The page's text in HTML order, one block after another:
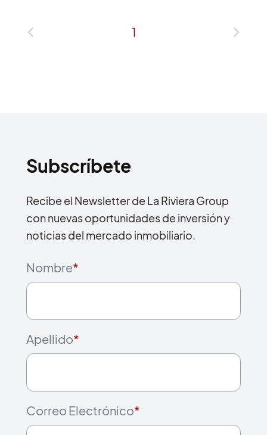
1
Subscríbete
Recibe el Newsletter de La Riviera Group
con nuevas oportunidades de inversión y
noticias del mercado inmobiliario.
Nombre*
Apellido*
Correo Electrónico*